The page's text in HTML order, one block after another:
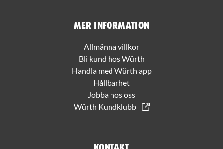
Mer information
Allmänna villkor
Bli kund hos Würth
Handla med Würth app
Hållbarhet
Jobba hos oss
Würth Kundklubb